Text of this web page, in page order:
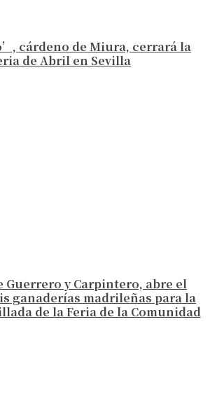
cárdeno de Miura, cerrará la
de Abril en Sevilla
Guerrero y Carpintero, abre el
ganaderías madrileñas para la
de la Feria de la Comunidad